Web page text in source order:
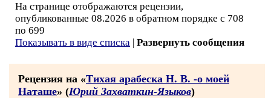
На странице отображаются рецензии,
опубликованные 08.2026 в обратном порядке с 708
по 699
Показывать в виде списка | Развернуть сообщения
Рецензия на «Тихая арабеска Н. В. -о моей
Наташе» (Юрий Захваткин-Языков)